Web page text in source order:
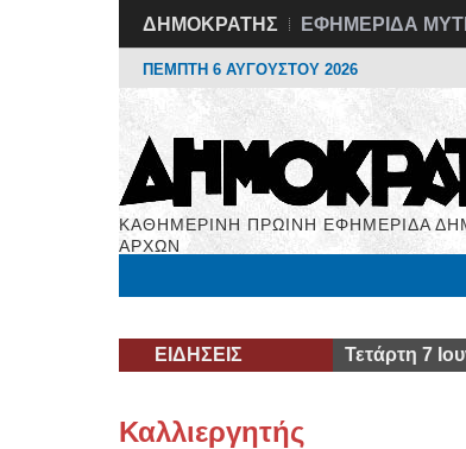
ΔΗΜΟΚΡΑΤΗΣ ΕΦΗΜΕΡΙΔΑ
ΠΕΜΠΤΗ 6 ΑΥΓΟΥΣΤΟΥ 2026
ΚΑΘΗΜΕΡΙΝΗ ΠΡΩΙΝΗ ΕΦΗΜΕΡΙΔΑ
ΑΡΧΩΝ
ΕΙΔΗΣΕΙΣ Τετάρτη 7
Καλλιεργητής